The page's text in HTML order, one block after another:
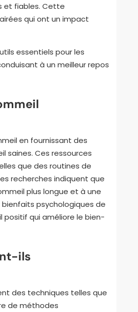
et fiables. Cette
qui ont un impact
essentiels pour les
à un meilleur repos
en fournissant des
saines. Ces ressources
que des routines de
recherches indiquent que
plus longue et à une
bienfaits psychologiques de
positif qui améliore le bien-
ils
des techniques telles que
de méthodes